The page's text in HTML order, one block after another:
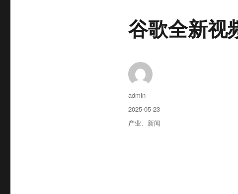
谷歌全新视
作
者
admin
发
布
于
2025-05-23
分
产业、 新闻